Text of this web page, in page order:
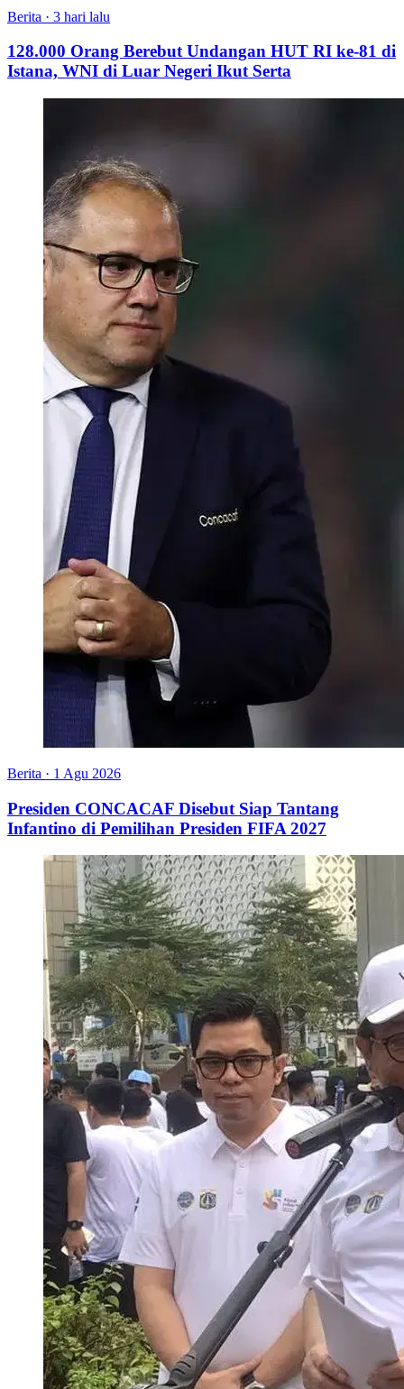
Berita · 3 hari lalu
128.000 Orang Berebut Undangan HUT RI ke-81 di
Istana, WNI di Luar Negeri Ikut Serta
Berita · 1 Agu 2026
Presiden CONCACAF Disebut Siap Tantang
Infantino di Pemilihan Presiden FIFA 2027